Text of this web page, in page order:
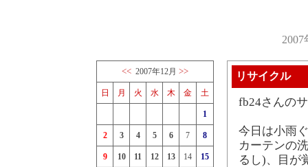
<< 2007年12月 >>
日 月 火 水 木 金 土
1
2 3 4 5 6 7 8
9 10 11 12 13 14 15
リサイクル
fb24さんの
今日は小雨
カーテンの
るし)、目が